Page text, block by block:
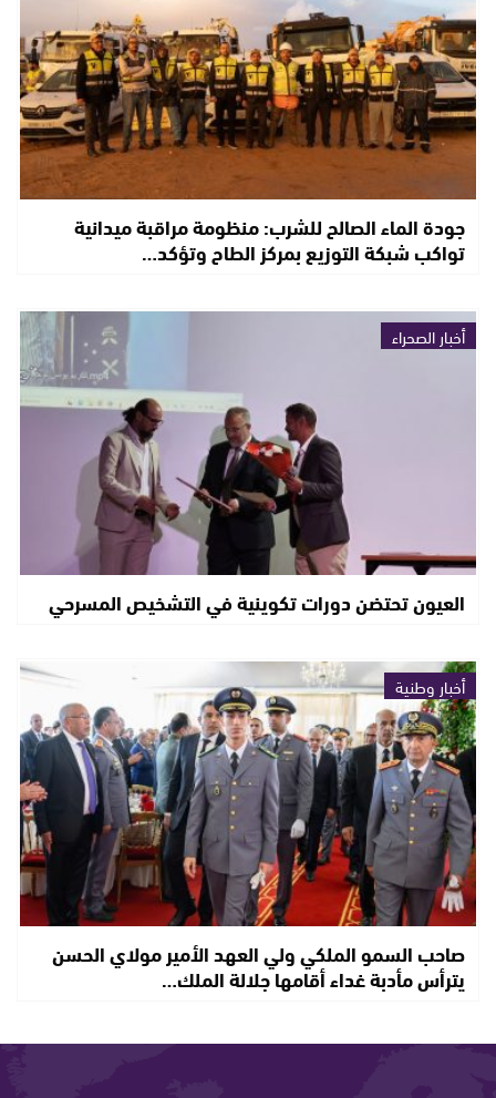
جودة الماء الصالح للشرب: منظومة مراقبة ميدانية
تواكب شبكة التوزيع بمركز الطاح وتؤكد…
أخبار الصحراء
العيون تحتضن دورات تكوينية في التشخيص المسرحي
أخبار وطنية
صاحب السمو الملكي ولي العهد الأمير مولاي الحسن
يترأس مأدبة غداء أقامها جلالة الملك…